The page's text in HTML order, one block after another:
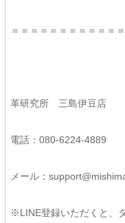
＝＝＝＝＝＝＝＝＝＝＝
革研究所 三島伊豆店
電話：080-6224-4889
メール：
※LINE登録いただくと、